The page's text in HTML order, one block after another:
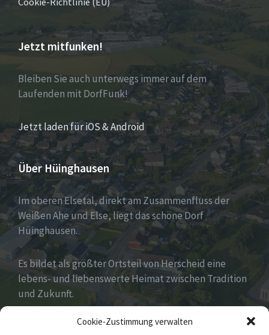
Cookie-Zustimmung verwalten
Jetzt mitfunken!
Bleiben Sie auch unterwegs immer auf dem
Laufenden mit DorfFunk!
Jetzt laden für iOS & Android
Über Hüinghausen
Im oberen Elsetal, direkt am Zusammenfluss der
Weißen Ahe und Else, liegt das schöne Dorf
Hüinghausen.
Es bildet als größter Ortsteil von Herscheid eine
lebens- und liebenswerte Heimat zwischen Tradition
und Zukunft.
Viel hat es zu bieten und zu entdecken…Seid